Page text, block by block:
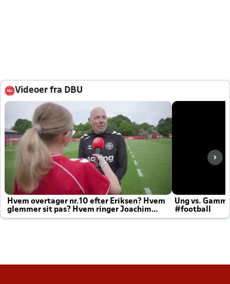
Videoer fra DBU
Hvem overtager nr.10 efter Eriksen? Hvem
glemmer sit pas? Hvem ringer Joachim
altid til efter kampe?
Ung vs.
#football